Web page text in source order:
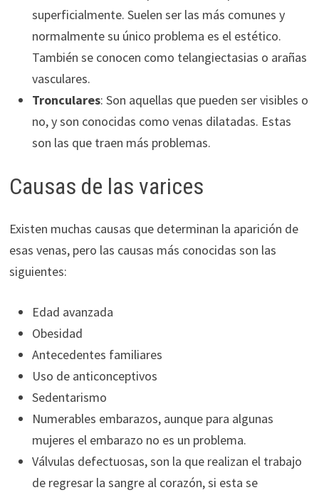
superficialmente. Suelen ser las más comunes y
normalmente su único problema es el estético.
También se conocen como telangiectasias o arañas
vasculares.
Tronculares: Son aquellas que pueden ser visibles o
no, y son conocidas como venas dilatadas. Estas
son las que traen más problemas.
Causas de las varices
Existen muchas causas que determinan la aparición de
esas venas, pero las causas más conocidas son las
siguientes:
Edad avanzada
Obesidad
Antecedentes familiares
Uso de anticonceptivos
Sedentarismo
Numerables embarazos, aunque para algunas
mujeres el embarazo no es un problema.
Válvulas defectuosas, son la que realizan el trabajo
de regresar la sangre al corazón, si esta se